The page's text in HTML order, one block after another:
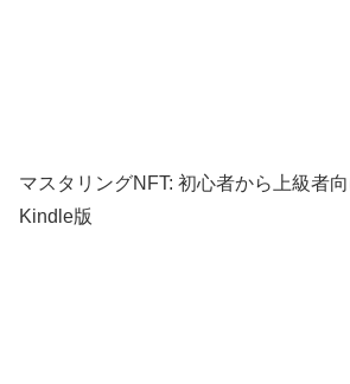
マスタリングNFT: 初心者から上級者
Kindle版